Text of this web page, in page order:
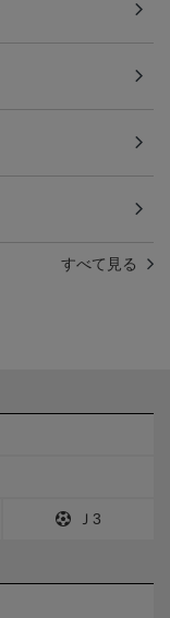
すべて見る
Ｊ3